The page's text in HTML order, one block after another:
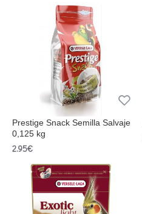
Prestige Snack Semilla Salvaje
0,125 kg
2.95€